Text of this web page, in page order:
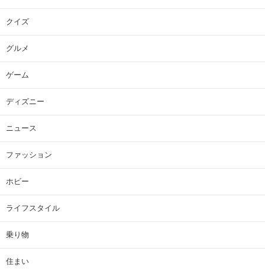
クイズ
グルメ
ゲーム
ディズニー
ニュース
ファッション
ホビー
ライフスタイル
乗り物
住まい